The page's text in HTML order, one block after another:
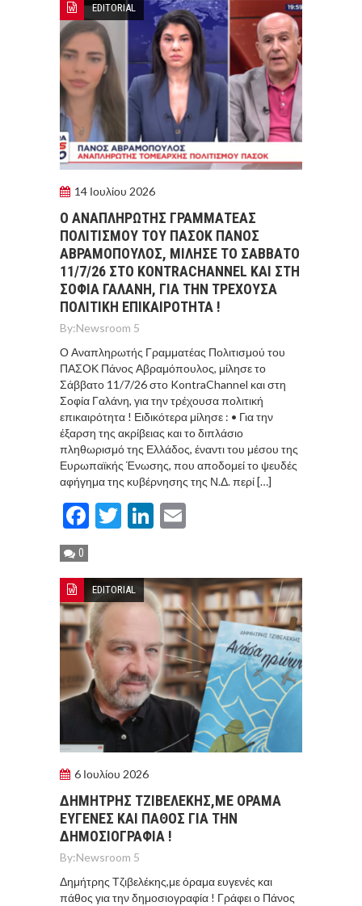
EDITORIAL
14 Ιουλίου 2026
Ο ΑΝΑΠΛΗΡΩΤΉΣ ΓΡΑΜΜΑΤΈΑΣ
ΠΟΛΙΤΙΣΜΟΎ ΤΟΥ ΠΑΣΟΚ ΠΆΝΟΣ
ΑΒΡΑΜΌΠΟΥΛΟΣ, ΜΊΛΗΣΕ ΤΟ ΣΆΒΒΑΤΟ
11/7/26 ΣΤΟ KONTRACHANNEL ΚΑΙ ΣΤΗ
ΣΟΦΊΑ ΓΑΛΆΝΗ, ΓΙΑ ΤΗΝ ΤΡΈΧΟΥΣΑ
ΠΟΛΙΤΙΚΉ ΕΠΙΚΑΙΡΌΤΗΤΑ !
By:Newsroom 5
Ο Αναπληρωτής Γραμματέας Πολιτισμού του
ΠΑΣΟΚ Πάνος Αβραμόπουλος, μίλησε το
Σάββατο 11/7/26 στο KontraChannel και στη
Σοφία Γαλάνη, για την τρέχουσα πολιτική
επικαιρότητα ! Ειδικότερα μίλησε : • Για την
έξαρση της ακρίβειας και το διπλάσιο
πληθωρισμό της Ελλάδος, έναντι του μέσου της
Ευρωπαϊκής Ένωσης, που αποδομεί το ψευδές
αφήγημα της κυβέρνησης της Ν.Δ. περί […]
Facebook
TwitterLinkedIn
0
EDITORIAL
6 Ιουλίου 2026
ΔΗΜΉΤΡΗΣ ΤΖΙΒΕΛΈΚΗΣ,ΜΕ ΌΡΑΜΑ
ΕΥΓΕΝΈΣ ΚΑΙ ΠΆΘΟΣ ΓΙΑ ΤΗΝ
ΔΗΜΟΣΙΟΓΡΑΦΊΑ !
By:Newsroom 5
Δημήτρης Τζιβελέκης,με όραμα ευγενές και
πάθος για την δημοσιογραφία ! Γράφει ο Πάνος